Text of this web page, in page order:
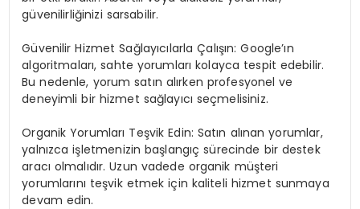
güvenilirliğinizi sarsabilir.
Güvenilir Hizmet Sağlayıcılarla Çalışın: Google’ın
algoritmaları, sahte yorumları kolayca tespit edebilir.
Bu nedenle, yorum satın alırken profesyonel ve
deneyimli bir hizmet sağlayıcı seçmelisiniz.
Organik Yorumları Teşvik Edin: Satın alınan yorumlar,
yalnızca işletmenizin başlangıç sürecinde bir destek
aracı olmalıdır. Uzun vadede organik müşteri
yorumlarını teşvik etmek için kaliteli hizmet sunmaya
devam edin.